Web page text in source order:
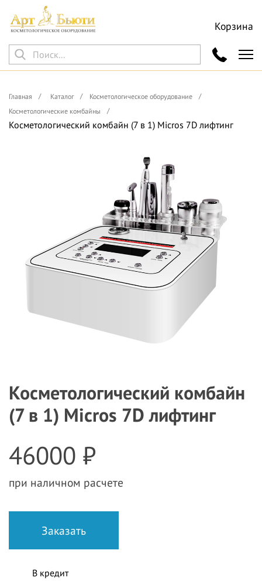
Корзина
Главная Каталог
Косметологическое оборудование
Косметологические комбайны
Косметологический комбайн (7 в 1) Micros 7D лифтинг
Косметологический комбайн
(7 в 1) Micros 7D лифтинг
46000 ₽
при наличном расчете
В кредит